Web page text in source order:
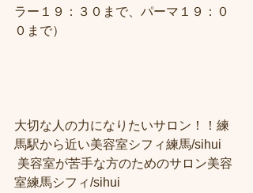
ラー１９：３０まで、パーマ１９：０
０まで）
大切な人の力になりたいサロン！！練
馬駅から近い美容室シフィ練馬/sihui
室練馬シフィ/sihui